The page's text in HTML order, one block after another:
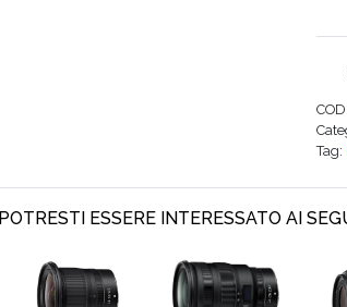
COD:
Tag:
POTRESTI ESSERE INTERESSATO AI